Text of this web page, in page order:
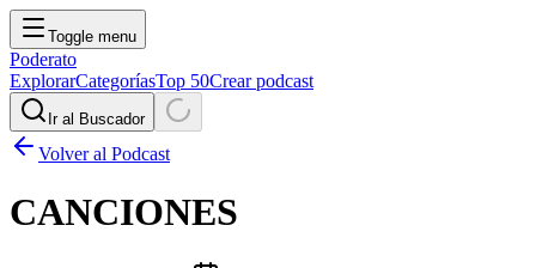
Toggle menu
Poderato
ExplorarCategoríasTop 50Crear podcast
Ir al Buscador
Volver al Podcast
CANCIONES